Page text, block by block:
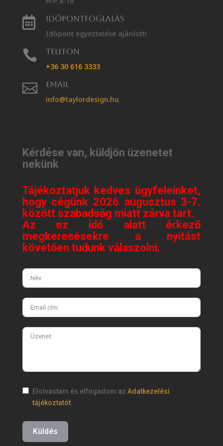

Időpontfoglalás
Időpont egyeztetése ajánlott!

Telefon
+36 30 616 3333

Email
info@taylordesign.hu
Kérdése van, küldjön üzenetet
nekünk
Tájékoztatjuk kedves ügyfeleinket,
hogy cégünk 2026 augusztus 3-7.
között szabadság miatt zárva tart.
Az ez idő alatt érkező
megkeresésekre a nyitást
követően tudunk válaszolni.
Elolvastam és elfogadom az Adatkezelési
tájékoztatót.
Küldés